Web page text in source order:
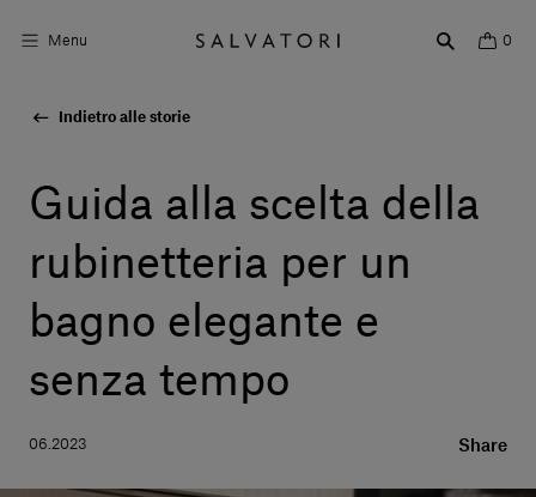
Menu 0
Arredo bagno
Arredo casa
Shop the Look
Storie di Design
Chi siamo
Indietro alle storie
Guida alla scelta della
rubinetteria per un
bagno elegante e
senza tempo
06.2023 Share